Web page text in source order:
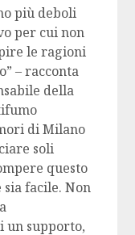
più deboli
per cui non
le ragioni
– racconta
della
di Milano
soli
questo
sia facile. Non
un supporto,